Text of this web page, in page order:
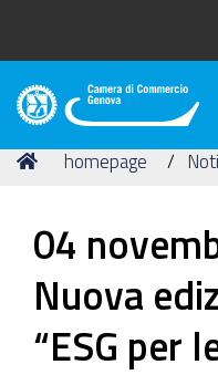
Camera
Commercio
Tu
Home
homepage
04
Nuova
“ESG per